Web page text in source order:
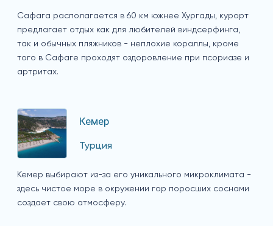
Сафага располагается в 60 км южнее Хургады, курорт
предлагает отдых как для любителей виндсерфинга,
так и обычных пляжников - неплохие кораллы, кроме
того в Сафаге проходят оздоровление при псориазе и
артритах.
Кемер
Турция
Кемер выбирают из-за его уникального микроклимата -
здесь чистое море в окружении гор поросших соснами
создает свою атмосферу.